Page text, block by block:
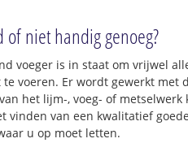
of niet handig genoeg?
voeger is in staat om vrijwel
voeren. Er wordt gewerkt met
het lijm-, voeg- of metselwerk
vinden van een kwalitatief
u op moet letten.